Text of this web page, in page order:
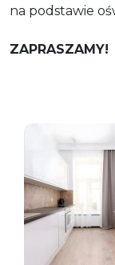
na podstawie
ZAPRASZAMY!